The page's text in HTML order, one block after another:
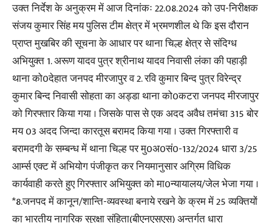
उक्त निर्देश के अनुक्रम में आज दिनांकः 22.08.2024 को उप-निरीक्षक
संजय कुमार सिंह मय पुलिस टीम क्षेत्र में भ्रमणशील थे कि इस दौरान
प्राप्त मुखबिर की सूचना के आधार पर थाना चिल्ह क्षेत्र से संदिग्ध
अभियुक्त 1. अरूण यादव पुत्र श्रीनाथ यादव निवासी लंका की पहाड़ी
थाना को0देहात जनपद मीरजापुर व 2. रवि कुमार बिन्द पुत्र विरेन्द्र
कुमार बिन्द निवासी सोहता का अड्डा थाना को0कटरा जनपद मीरजापुर
को गिरफ्तार किया गया । जिसके पास से एक अदद अवैध तमंचा 315 बोर
मय 03 अदद जिन्दा कारतूस बरामद किया गया । उक्त गिरफ्तारी व
बरामदगी के सम्बन्ध में थाना चिल्ह पर मु0अ0सं0-132/2024 धारा 3/25
आर्म्स एक्ट में अभियोग पंजीकृत कर नियमानुसार अग्रिम विधिक
कार्यवाही करते हुए गिरफ्तार अभियुक्त को मा0न्यायालय/जेल भेजा गया ।
*8.जनपद में कानून/शान्ति-व्यवस्था बनाये रखने के क्रम में 25 व्यक्तियों
का भारतीय नागरिक सुरक्षा संहिता(बीएनएसएस) अन्तर्गत धारा